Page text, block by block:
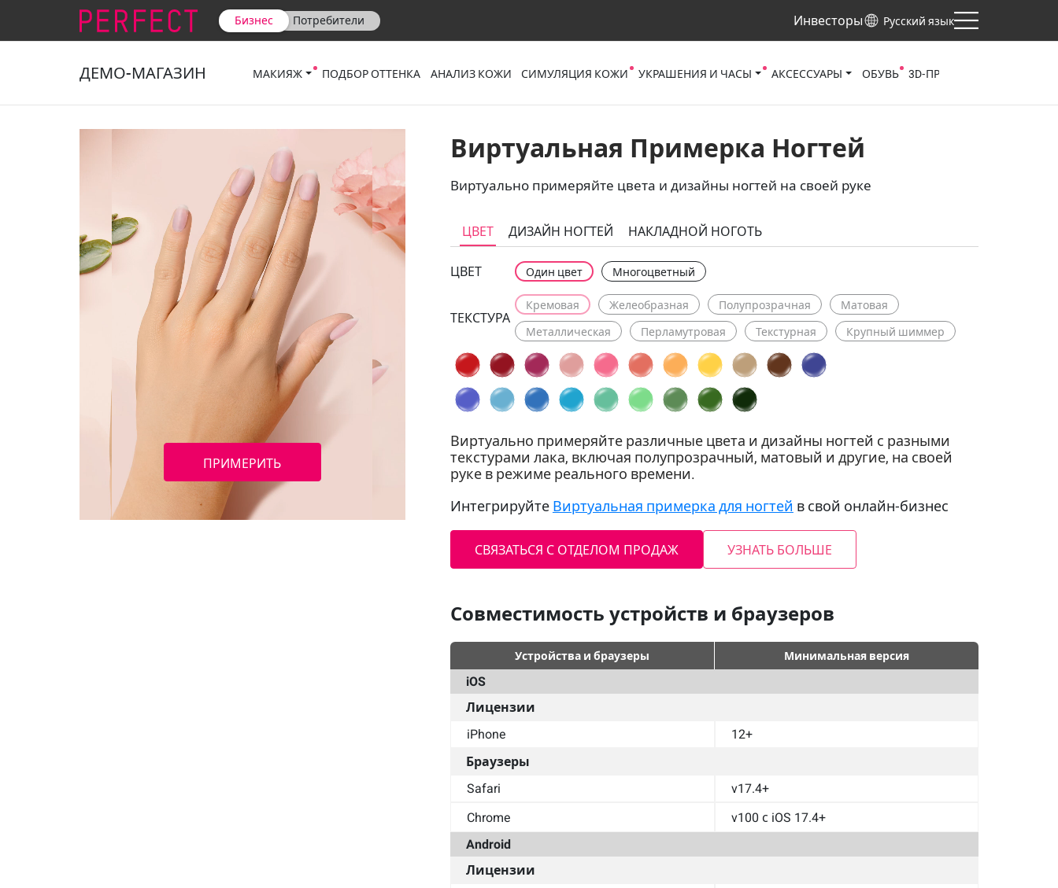
Бизнес Потребители Инвесторы Русский язык
ДЕМО-МАГАЗИН МАКИЯЖ ПОДБОР ОТТЕНКА АНАЛИЗ КОЖИ СИМУЛЯЦИЯ КОЖИ УКРАШЕНИЯ И ЧАСЫ АКСЕССУАРЫ ОБУВЬ 3D‑ПРОСМОТРЩИК
ПРИМЕРИТЬ
Виртуальная Примерка Ногтей
Виртуально примеряйте цвета и дизайны ногтей на своей руке
ЦВЕТ ДИЗАЙН НОГТЕЙ НАКЛАДНОЙ НОГОТЬ
ЦВЕТ Один цвет Многоцветный
ТЕКСТУРА
Кремовая Желеобразная Полупрозрачная Матовая
Металлическая Перламутровая Текстурная Крупный шиммер
Виртуально примеряйте различные цвета и дизайны ногтей с разными
текстурами лака, включая полупрозрачный, матовый и другие, на своей
руке в режиме реального времени.
Интегрируйте Виртуальная примерка для ногтей в свой онлайн‑бизнес
СВЯЗАТЬСЯ С ОТДЕЛОМ ПРОДАЖ УЗНАТЬ БОЛЬШЕ
Совместимость устройств и браузеров
Устройства и браузеры Минимальная версия
iOS
Лицензии
iPhone
12+
Браузеры
Safari
v17.4+
Chrome
v100 с iOS 17.4+
Android
Лицензии